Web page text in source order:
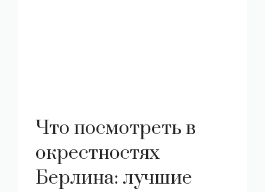
Что посмотреть в
окрестностях
Берлина: лучшие